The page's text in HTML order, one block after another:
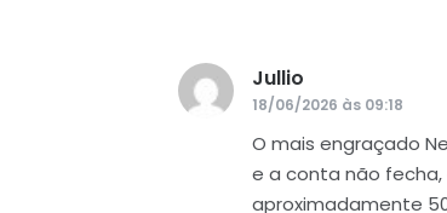
Jullio
18/06/2026 às 09:18
O mais engraçado
e a conta não
aproximadamente